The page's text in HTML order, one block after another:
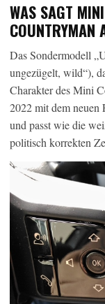
WAS SAGT
COUNTRYMAN
Das Sondermodell
ungezügelt, wild“),
Charakter des Mini
2022 mit dem neuen
und passt wie die
politisch korrekten